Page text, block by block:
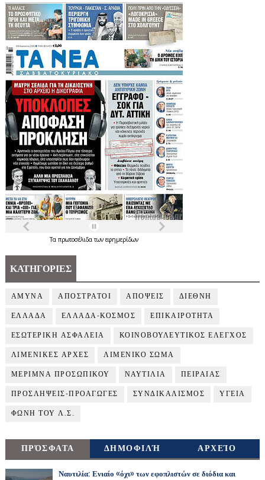
Τα πρωτοσέλιδατων εφημερίδων
ΚΑΤΗΓΟΡΙΕΣ
ΑΜΥΝΑ ΑΠΟΣΤΡΑΤΟΙ ΑΠΟΨΕΙΣ ΔΙΕΘΝΗ
ΕΛΛΑΔΑ ΕΛΛΑΔΑ-ΚΟΣΜΟΣ ΕΠΙΚΑΙΡΟΤΗΤΑ
ΕΣΩΤΕΡΙΚΗ ΑΣΦΑΛΕΙΑ ΚΟΙΝΟΒΟΥΛΕΥΤΙΚΟΣ ΕΛΕΓΧΟΣ
ΛΙΜΕΝΙΚΕΣ ΑΡΧΕΣ ΛΙΜΕΝΙΚΟ ΣΩΜΑ
ΜΕΡΙΜΝΑ ΠΡΟΣΩΠΙΚΟΥ ΝΑΥΤΙΛΙΑ ΠΕΙΡΑΙΑΣ
ΠΡΟΣΛΗΨΕΙΣ-ΠΡΟΑΓΩΓΕΣ ΣΥΝΔΙΚΑΛΙΣΜΟΣ ΥΓΕΙΑ
ΦΩΝΗ ΤΟΥ Λ.Σ.
ΠΡΌΣΦΑΤΑ ΔΗΜΟΦΙΛΉ ΑΡΧΕΊΟ
Ναυτιλία: Ενιαίο «όχι» των εφοπλιστών σε διόδια και